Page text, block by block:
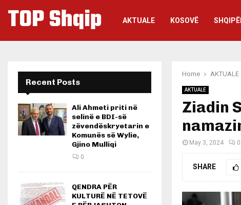
TOP Shqip AKTUALE KOSOVË
Home AKTUALE
AKTUALE
Ziadin
May 3, 2024 0
SHARE
Recent Posts
Ali Ahmeti priti në
selinë e BDI-së
zëvendëskryetarin e
Komunës së Wylie,
Gjino Mulliqi
0
QENDRA PËR
KULTURË NË TETOVË